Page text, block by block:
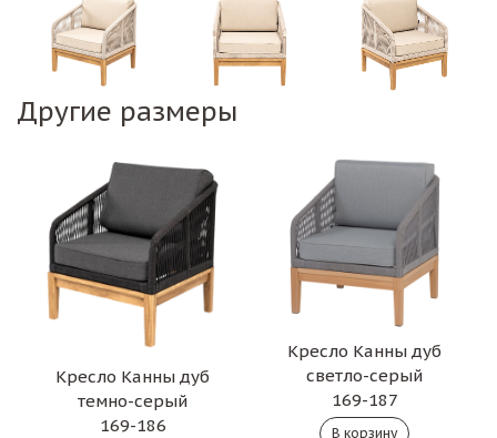
Другие размеры
Кресло Канны дуб
темно-серый
169-186
Кресло Канны дуб
светло-серый
169-187